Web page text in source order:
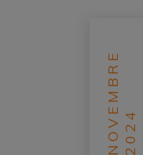
NOVEMBRE2024